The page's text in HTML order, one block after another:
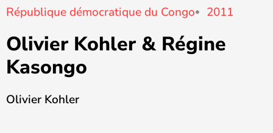
République démocratique du Congo 2011
Olivier Kohler & Régine
Kasongo
Olivier Kohler